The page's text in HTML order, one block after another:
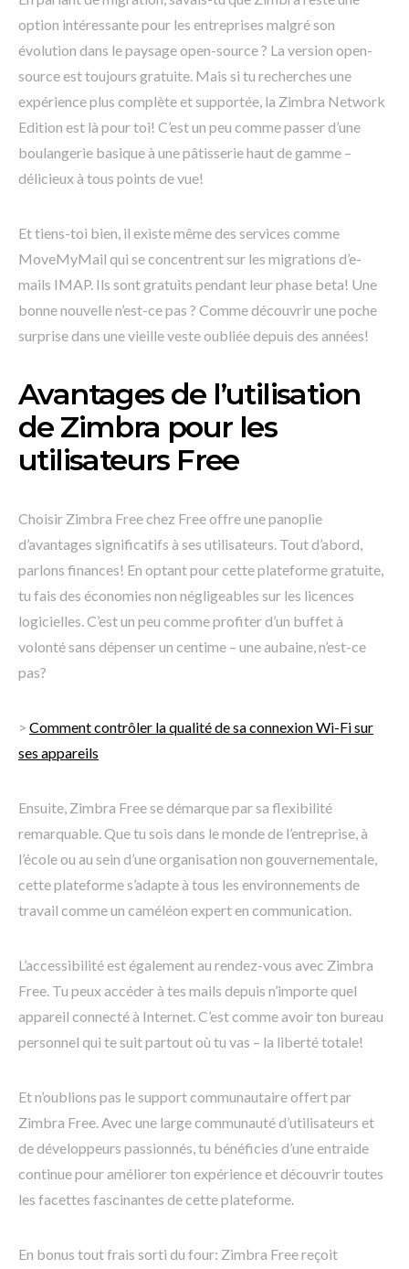
option intéressante pour les entreprises malgré son
évolution dans le paysage open-source ? La version open-
source est toujours gratuite. Mais si tu recherches une
expérience plus complète et supportée, la Zimbra Network
Edition est là pour toi! C’est un peu comme passer d’une
boulangerie basique à une pâtisserie haut de gamme –
délicieux à tous points de vue!
Et tiens-toi bien, il existe même des services comme
MoveMyMail qui se concentrent sur les migrations d’e-
mails IMAP. Ils sont gratuits pendant leur phase beta! Une
bonne nouvelle n’est-ce pas ? Comme découvrir une poche
surprise dans une vieille veste oubliée depuis des années!
Avantages de l’utilisation
de Zimbra pour les
utilisateurs Free
Choisir Zimbra Free chez Free offre une panoplie
d’avantages significatifs à ses utilisateurs. Tout d’abord,
parlons finances! En optant pour cette plateforme gratuite,
tu fais des économies non négligeables sur les licences
logicielles. C’est un peu comme profiter d’un buffet à
volonté sans dépenser un centime – une aubaine, n’est-ce
pas?
> Comment contrôler la qualité de sa connexion Wi-Fi sur
ses appareils
Ensuite, Zimbra Free se démarque par sa flexibilité
remarquable. Que tu sois dans le monde de l’entreprise, à
l’école ou au sein d’une organisation non gouvernementale,
cette plateforme s’adapte à tous les environnements de
travail comme un caméléon expert en communication.
L’accessibilité est également au rendez-vous avec Zimbra
Free. Tu peux accéder à tes mails depuis n’importe quel
appareil connecté à Internet. C’est comme avoir ton bureau
personnel qui te suit partout où tu vas – la liberté totale!
Et n’oublions pas le support communautaire offert par
Zimbra Free. Avec une large communauté d’utilisateurs et
de développeurs passionnés, tu bénéficies d’une entraide
continue pour améliorer ton expérience et découvrir toutes
les facettes fascinantes de cette plateforme.
En bonus tout frais sorti du four: Zimbra Free reçoit